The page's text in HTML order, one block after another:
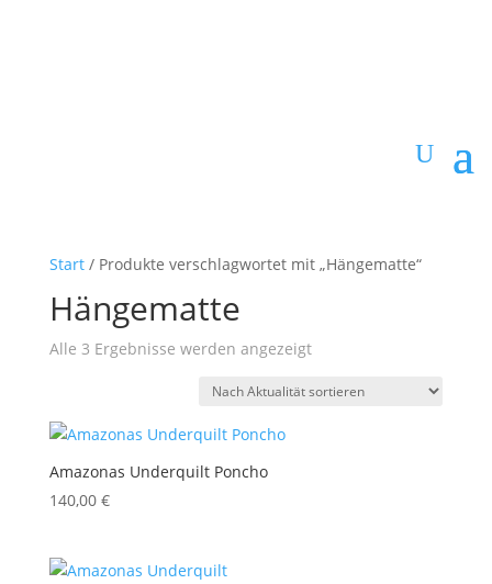
Start/ Produkte verschlagwortet mit „Hängematte“
Hängematte
Alle 3 Ergebnisse werden angezeigtNach
sortiert
Amazonas Underquilt Poncho
140,00 €